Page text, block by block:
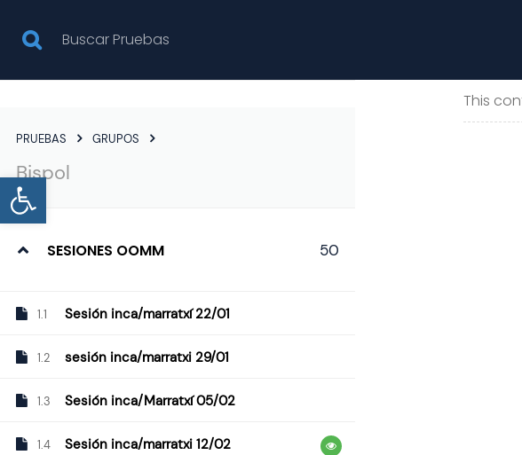
Abrir barra de herramientas
NOSOTROS PRUEBAS NORMATIVA
GRUPOS
Inicio Todas las pruebas
PRUEBAS GRUPOS
Bispol
SESIONES OOMM 50
1.1 Sesión inca/marratxí 22/01
1.2 sesión inca/marratxi 29/01
1.3 Sesión inca/Marratxí 05/02
1.4 Sesión inca/marratxi 12/02
This